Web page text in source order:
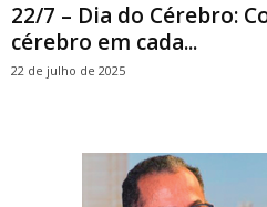
22/7 – Dia do Cérebro:
cérebro em cada...
22 de julho de 2025